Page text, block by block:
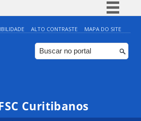
Simplifique!
Comunica BR
Participe
Canais
ALTO CONTRASTE MAPA DO SITE
Curitibanos